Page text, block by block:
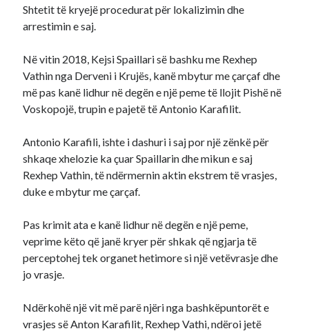
Shtetit të kryejë procedurat për lokalizimin dhe
arrestimin e saj.
Në vitin 2018, Kejsi Spaillari së bashku me Rexhep
Vathin nga Derveni i Krujës, kanë mbytur me çarçaf dhe
më pas kanë lidhur në degën e një peme të llojit Pishë në
Voskopojë, trupin e pajetë të Antonio Karafilit.
Antonio Karafili, ishte i dashuri i saj por një zënkë për
shkaqe xhelozie ka çuar Spaillarin dhe mikun e saj
Rexhep Vathin, të ndërmernin aktin ekstrem të vrasjes,
duke e mbytur me çarçaf.
Pas krimit ata e kanë lidhur në degën e një peme,
veprime këto që janë kryer për shkak që ngjarja të
perceptohej tek organet hetimore si një vetëvrasje dhe
jo vrasje.
Ndërkohë një vit më parë njëri nga bashkëpuntorët e
vrasjes së Anton Karafilit, Rexhep Vathi, ndëroi jetë